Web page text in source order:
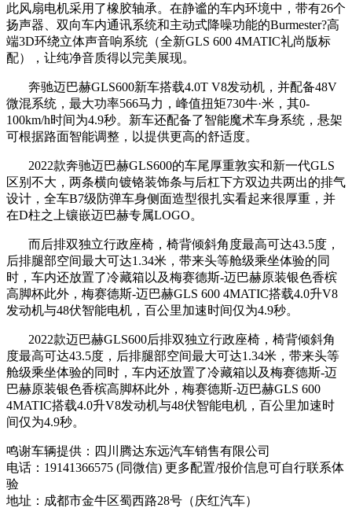
此风扇电机采用了橡胶轴承。在静谧的车内环境中，带有26个
扬声器、双向车内通讯系统和主动式降噪功能的Burmester?高
端3D环绕立体声音响系统（全新GLS 600 4MATIC礼尚版标
配），让纯净音质得以完美展现。
奔驰迈巴赫GLS600新车搭载4.0T V8发动机，并配备48V
微混系统，最大功率566马力，峰值扭矩730牛·米，其0-
100km/h时间为4.9秒。新车还配备了智能魔术车身系统，悬架
可根据路面智能调整，以提供更高的舒适度。
2022款奔驰迈巴赫GLS600的车尾厚重敦实和新一代GLS
区别不大，两条横向镀铬装饰条与后杠下方双边共两出的排气
设计，全车B7级防弹车身侧面造型很扎实看起来很厚重，并
在D柱之上镶嵌迈巴赫专属LOGO。
而后排双独立行政座椅，椅背倾斜角度最高可达43.5度，
后排腿部空间最大可达1.34米，带来头等舱级乘坐体验的同
时，车内还放置了冷藏箱以及梅赛德斯-迈巴赫原装银色香槟
高脚杯此外，梅赛德斯-迈巴赫GLS 600 4MATIC搭载4.0升V8
发动机与48伏智能电机，百公里加速时间仅为4.9秒。
2022款迈巴赫GLS600后排双独立行政座椅，椅背倾斜角
度最高可达43.5度，后排腿部空间最大可达1.34米，带来头等
舱级乘坐体验的同时，车内还放置了冷藏箱以及梅赛德斯-迈
巴赫原装银色香槟高脚杯此外，梅赛德斯-迈巴赫GLS 600
4MATIC搭载4.0升V8发动机与48伏智能电机，百公里加速时
间仅为4.9秒。
鸣谢车辆提供：四川腾达东远汽车销售有限公司
电话：19141366575 (同微信) 更多配置/报价信息可自行联系体
验
地址：成都市金牛区蜀西路28号（庆红汽车）